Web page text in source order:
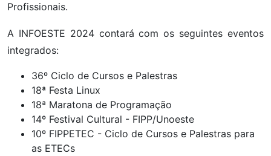
Profissionais.
A INFOESTE 2024 contará com os seguintes eventos
integrados:
36º Ciclo de Cursos e Palestras
18ª Festa Linux
18ª Maratona de Programação
14º Festival Cultural - FIPP/Unoeste
10º FIPPETEC - Ciclo de Cursos e Palestras para
as ETECs